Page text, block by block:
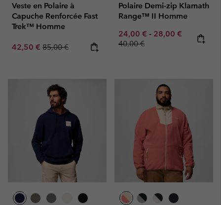
Veste en Polaire à
Capuche Renforcée Fast
Trek™ Homme
Sale price:
42,50 € Regular price:
85,00 €
Polaire Demi-zip Klamath
Range™ II Homme
Minimum sale price:
24,00 € - Maximum sale
28,00 € Regular
40,00 €